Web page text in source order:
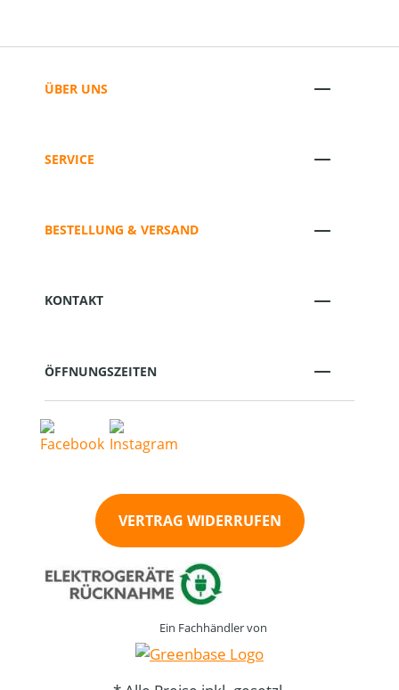
ÜBER UNS
SERVICE
BESTELLUNG & VERSAND
KONTAKT
ÖFFNUNGSZEITEN
VERTRAG WIDERRUFEN
Ein Fachhändler von